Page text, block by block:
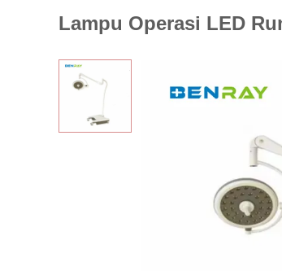
Lampu Operasi LED